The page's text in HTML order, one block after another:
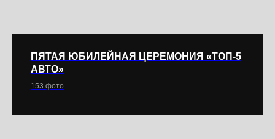
ПЯТАЯ ЮБИЛЕЙНАЯ ЦЕРЕМОНИЯ «ТОП-5
АВТО»
153 фото